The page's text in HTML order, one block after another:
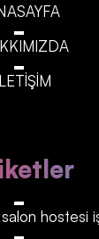
hostesi